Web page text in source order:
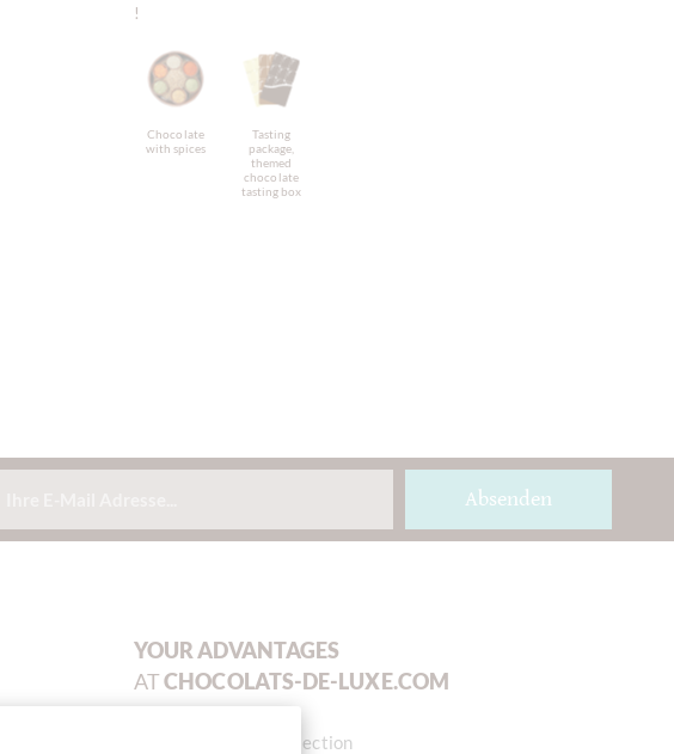
!
Chocolate
with spices
Tasting
package,
themed
chocolate
tasting box
Absenden
YOUR ADVANTAGES
ATCHOCOLATS-DE-LUXE.COM
Great product selection